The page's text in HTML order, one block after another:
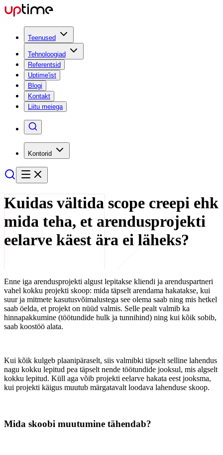
Teenused
Tehnoloogiad
Referentsid
Uptime'ist
Blogi
Kontakt
Liitu meiega
Kontorid
Kuidas vältida scope creepi ehk
mida teha, et arendusprojekti
eelarve käest ära ei läheks?
Enne iga arendusprojekti algust lepitakse kliendi ja arenduspartneri
vahel kokku projekti skoop: mida täpselt arendama hakatakse, kui
suur ja mitmete kasutusvõimalustega see olema saab ning mis hetkel
saab öelda, et projekt on nüüd valmis. Selle pealt valmib ka
hinnapakkumine (töötundide hulk ja tunnihind) ning kui kõik sobib,
saab koostöö alata.
Kui kõik kulgeb plaanipäraselt, siis valmibki täpselt selline lahendus
nagu kokku lepitud pea täpselt nende töötundide jooksul, mis algselt
kokku lepitud. Küll aga võib projekti eelarve hakata eest jooksma,
kui projekti käigus muutub märgatavalt loodava lahenduse skoop.
Mida skoobi muutumine tähendab?